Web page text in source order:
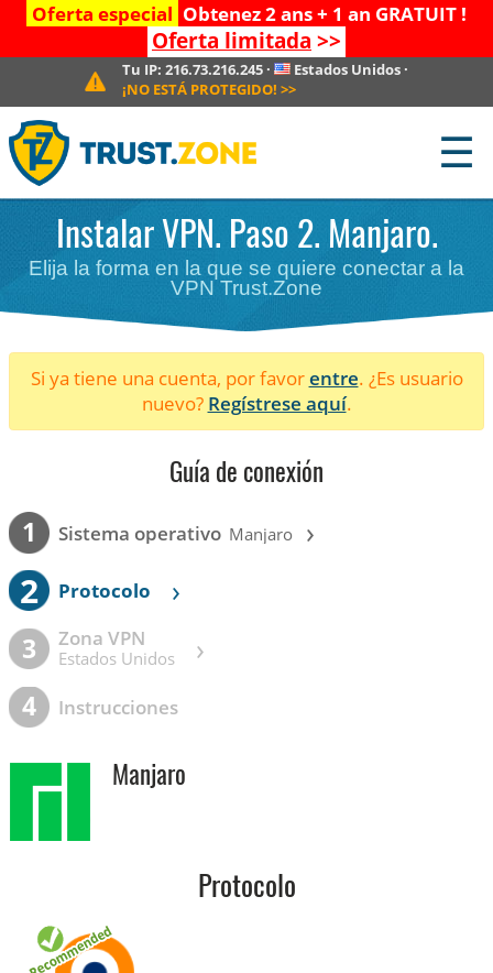
Oferta especial Obtenez 2 ans + 1 an GRATUIT !
Oferta limitada >>
Tu IP: 216.73.216.245· Estados Unidos ·
¡NO ESTÁ PROTEGIDO! >>
☰
Instalar VPN. Paso 2. Manjaro.
Elija la forma en la que se quiere conectar a la
VPN Trust.Zone
Si ya tiene una cuenta, por favorentre. ¿Es usuario
nuevo? Regístrese aquí.
Guía de conexión
1 Sistema operativo Manjaro ›
2 Protocolo ›
3 Zona VPN
Estados Unidos ›
4 Instrucciones
Manjaro
Protocolo